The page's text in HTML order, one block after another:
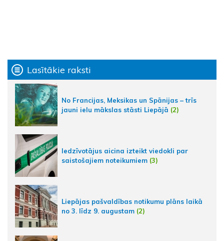
Lasītākie raksti
No Francijas, Meksikas un Spānijas – trīs
jauni ielu mākslas stāsti Liepājā (2)
Iedzīvotājus aicina izteikt viedokli par
saistošajiem noteikumiem (3)
Liepājas pašvaldības notikumu plāns laikā
no 3. līdz 9. augustam (2)